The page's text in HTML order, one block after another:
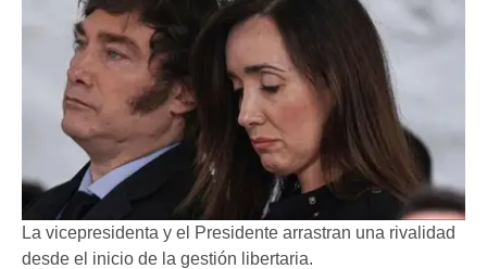
La vicepresidenta y el Presidente arrastran una rivalidad
desde el inicio de la gestión libertaria.